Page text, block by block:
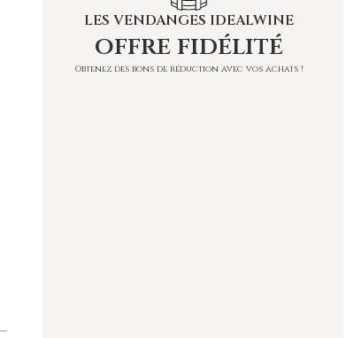
LES VENDANGES IDEALWINE
offre fidélité
Obtenez des bons de réduction avec vos achats !